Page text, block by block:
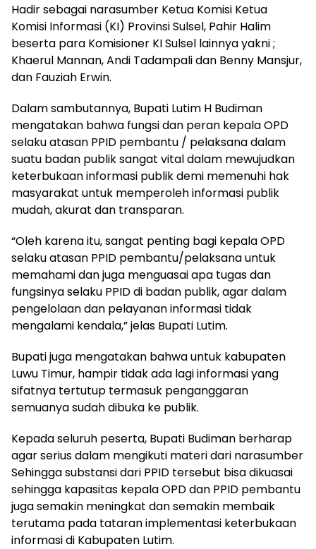
Hadir sebagai narasumber Ketua Komisi Ketua
Komisi Informasi (KI) Provinsi Sulsel, Pahir Halim
beserta para Komisioner KI Sulsel lainnya yakni ;
Khaerul Mannan, Andi Tadampali dan Benny Mansjur,
dan Fauziah Erwin.
Dalam sambutannya, Bupati Lutim H Budiman
mengatakan bahwa fungsi dan peran kepala OPD
selaku atasan PPID pembantu / pelaksana dalam
suatu badan publik sangat vital dalam mewujudkan
keterbukaan informasi publik demi memenuhi hak
masyarakat untuk memperoleh informasi publik
mudah, akurat dan transparan.
“Oleh karena itu, sangat penting bagi kepala OPD
selaku atasan PPID pembantu/pelaksana untuk
memahami dan juga menguasai apa tugas dan
fungsinya selaku PPID di badan publik, agar dalam
pengelolaan dan pelayanan informasi tidak
mengalami kendala,” jelas Bupati Lutim.
Bupati juga mengatakan bahwa untuk kabupaten
Luwu Timur, hampir tidak ada lagi informasi yang
sifatnya tertutup termasuk penganggaran
semuanya sudah dibuka ke publik.
Kepada seluruh peserta, Bupati Budiman berharap
agar serius dalam mengikuti materi dari narasumber
Sehingga substansi dari PPID tersebut bisa dikuasai
sehingga kapasitas kepala OPD dan PPID pembantu
juga semakin meningkat dan semakin membaik
terutama pada tataran implementasi keterbukaan
informasi di Kabupaten Lutim.